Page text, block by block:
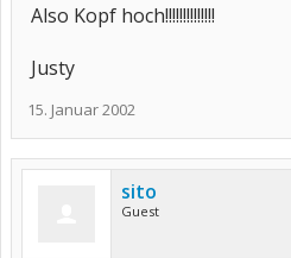
Also Kopf hoch!!!!!!!!!!!!!!
Justy
15. Januar 2002
sito
Guest